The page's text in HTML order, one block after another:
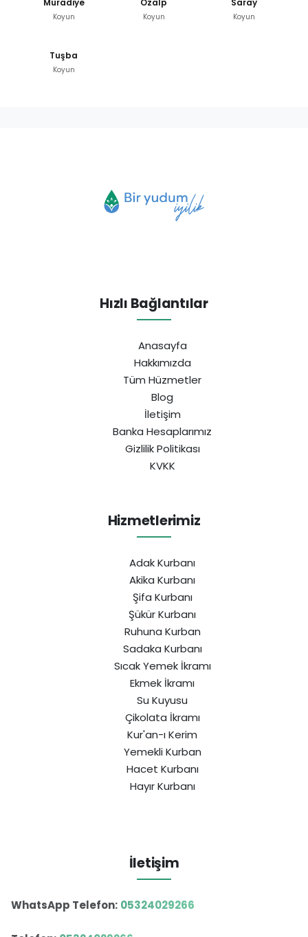
Koyun Koyun Koyun
Tuşba
Koyun
Hızlı Bağlantılar
Anasayfa
Hakkımızda
Tüm Hüzmetler
Blog
İletişim
Banka Hesaplarımız
Gizlilik Politikası
KVKK
Hizmetlerimiz
Adak Kurbanı
Akika Kurbanı
Şifa Kurbanı
Şükür Kurbanı
Ruhuna Kurban
Sadaka Kurbanı
Sıcak Yemek İkramı
Ekmek İkramı
Su Kuyusu
Çikolata İkramı
Kur'an-ı Kerim
Yemekli Kurban
Hacet Kurbanı
Hayır Kurbanı
İletişim
WhatsApp Telefon: 05324029266